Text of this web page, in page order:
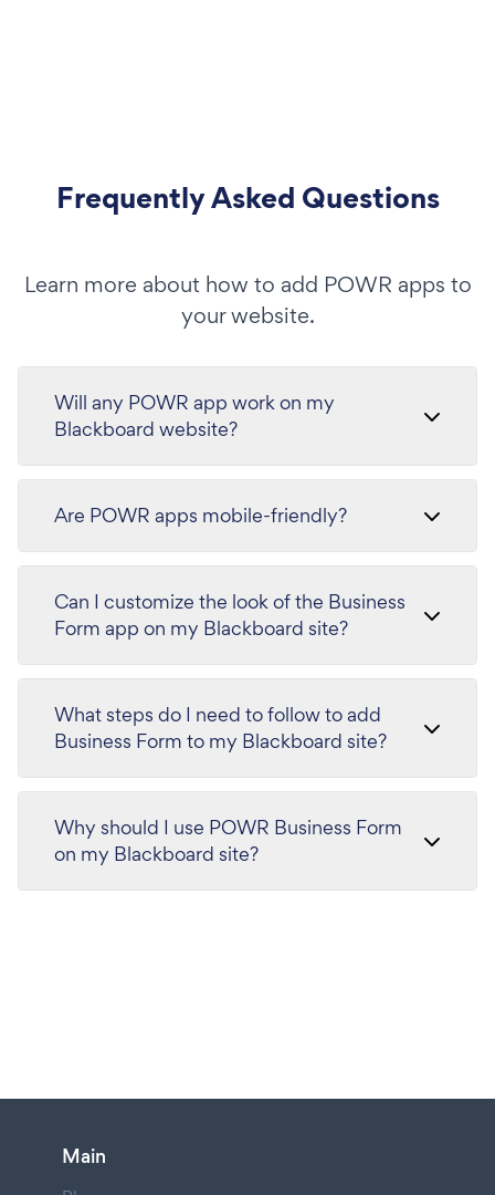
Frequently Asked Questions
Learn more about how to add POWR apps to
your website.
Will any POWR app work on my
Blackboard website?
Are POWR apps mobile-friendly?
Can I customize the look of the Business
Form app on my Blackboard site?
What steps do I need to follow to add
Business Form to my Blackboard site?
Why should I use POWR Business Form
on my Blackboard site?
Main